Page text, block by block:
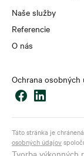
Naše služby
Referencie
O nás
Ochrana osobných
Táto stránka je
osobných údajov
Tvorba výkonných